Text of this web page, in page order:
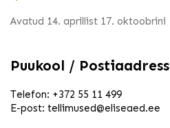
Avatud 14. aprillist 17. oktoobrini
Puukool / Postiaadress
Telefon: +372 55 11 499
E-post: tellimused@eliseaed.ee